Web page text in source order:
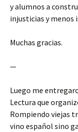
y alumnos a
injusticias y menos
Muchas gracias.
—
Luego me
Lectura que
Rompiendo viejas
vino español sino